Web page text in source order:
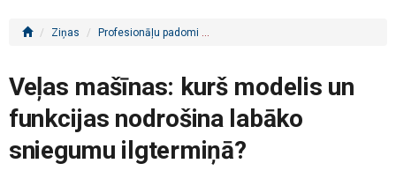
Ziņas Profesionāļu padomi
Veļas mašīnas: kurš modelis un
funkcijas nodrošina labāko
sniegumu ilgtermiņā?